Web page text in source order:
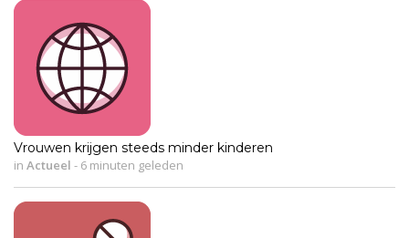
Vrouwen krijgen steeds minder kinderen
in Actueel - 6 minuten geleden